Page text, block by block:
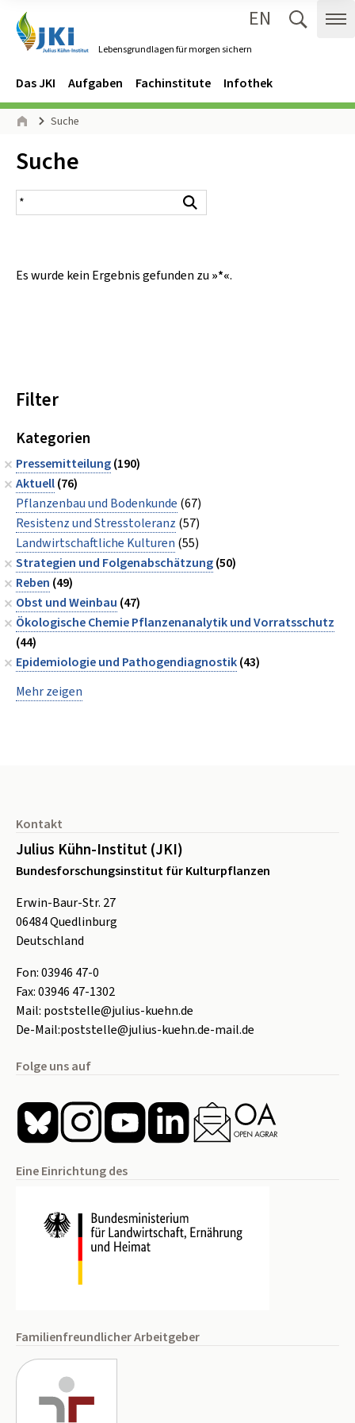
Lebensgrundlagen für morgen sichern
EN
Navigation
Hauptmenü
Das JKI Aufgaben Fachinstitute Infothek
Seitenpfad
Suche
Inhalt:
Suche
Suchergebnis
Es wurde kein Ergebnis gefunden zu »*«.
Filter
Kategorien
Pressemitteilung(190)
Aktuell(76)
Pflanzenbau und Bodenkunde (67)
Resistenz und Stresstoleranz (57)
Landwirtschaftliche Kulturen (55)
Strategien und Folgenabschätzung(50)
Reben (49)
Obst und Weinbau (47)
Ökologische Chemie Pflanzenanalytik und Vorratsschutz
(44)
Epidemiologie und Pathogendiagnostik(43)
Mehr zeigen
Kontakt
Julius Kühn-Institut (JKI)
Bundesforschungsinstitut für Kulturpflanzen
Erwin-Baur-Str. 27
06484Quedlinburg
Deutschland
Fon:03946 47-0
Fax:03946 47-1302
Mail: poststelle@julius-kuehn.de
De-Mail:poststelle@julius-kuehn.de-mail.de
Folge uns auf
Eine Einrichtung des
Familienfreundlicher Arbeitgeber